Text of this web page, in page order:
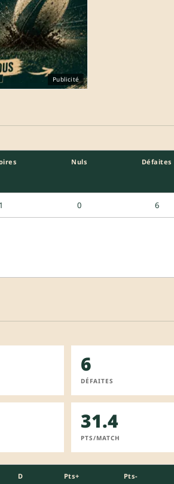
Publicité
Nuls Défaites
1 0 6
6
DÉFAITES
31.4
PTS/MATCH
D Pts+ Pts-